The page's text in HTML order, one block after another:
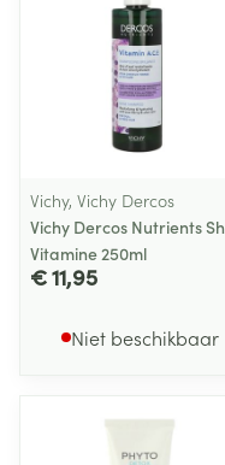
Vichy, Vichy Dercos
Vichy Dercos Nutrients Sh
Vitamine 250ml
€ 11,95
Niet beschikbaar